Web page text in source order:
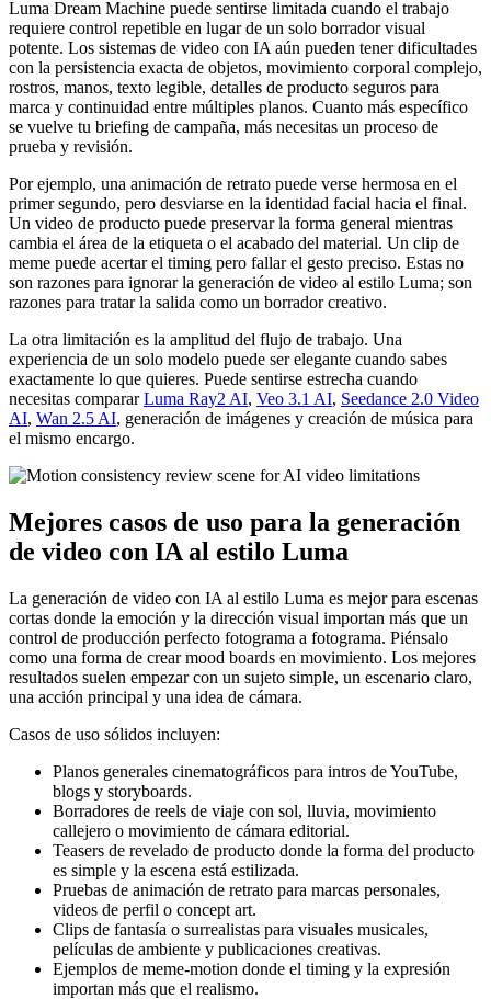
Luma Dream Machine puede sentirse limitada cuando el trabajo
requiere control repetible en lugar de un solo borrador visual
potente. Los sistemas de video con IA aún pueden tener dificultades
con la persistencia exacta de objetos, movimiento corporal complejo,
rostros, manos, texto legible, detalles de producto seguros para
marca y continuidad entre múltiples planos. Cuanto más específico
se vuelve tu briefing de campaña, más necesitas un proceso de
prueba y revisión.
Por ejemplo, una animación de retrato puede verse hermosa en el
primer segundo, pero desviarse en la identidad facial hacia el final.
Un video de producto puede preservar la forma general mientras
cambia el área de la etiqueta o el acabado del material. Un clip de
meme puede acertar el timing pero fallar el gesto preciso. Estas no
son razones para ignorar la generación de video al estilo Luma; son
razones para tratar la salida como un borrador creativo.
La otra limitación es la amplitud del flujo de trabajo. Una
experiencia de un solo modelo puede ser elegante cuando sabes
exactamente lo que quieres. Puede sentirse estrecha cuando
necesitas compararLuma Ray2 AI, Veo 3.1 AI, Seedance 2.0 Video
AI, Wan 2.5 AI, generación de imágenes y creación de música para
el mismo encargo.
Mejores casos de uso para la generación
de video con IA al estilo Luma
La generación de video con IA al estilo Luma es mejor para escenas
cortas donde la emoción y la dirección visual importan más que un
control de producción perfecto fotograma a fotograma. Piénsalo
como una forma de crear mood boards en movimiento. Los mejores
resultados suelen empezar con un sujeto simple, un escenario claro,
una acción principal y una idea de cámara.
Casos de uso sólidos incluyen:
Planos generales cinematográficos para intros de YouTube,
blogs y storyboards.
Borradores de reels de viaje con sol, lluvia, movimiento
callejero o movimiento de cámara editorial.
Teasers de revelado de producto donde la forma del producto
es simple y la escena está estilizada.
Pruebas de animación de retrato para marcas personales,
videos de perfil o concept art.
Clips de fantasía o surrealistas para visuales musicales,
películas de ambiente y publicaciones creativas.
Ejemplos de meme-motion donde el timing y la expresión
importan más que el realismo.